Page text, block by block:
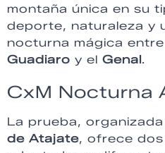
montaña única en su
deporte, naturaleza y
nocturna mágica
Guadiaro y el Genal .
CxM Nocturna
La prueba,
de Atajate, ofrece